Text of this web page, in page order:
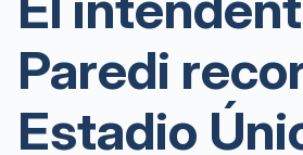
Paredi
Estadio